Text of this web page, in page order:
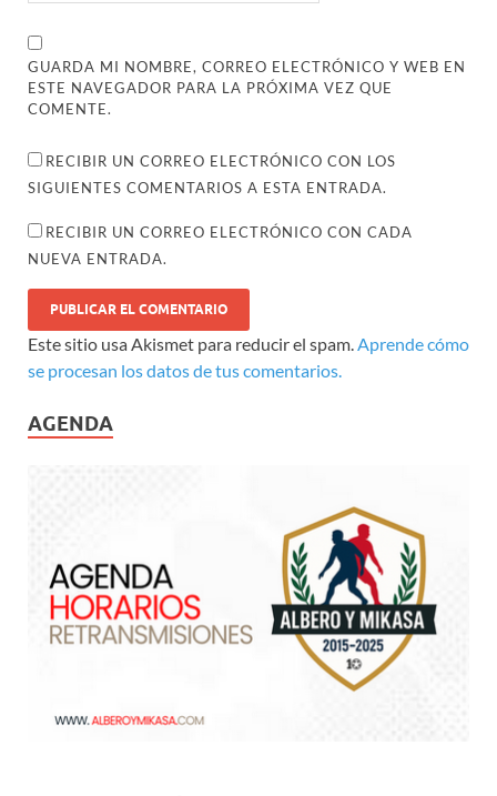
GUARDA MI NOMBRE, CORREO ELECTRÓNICO Y WEB EN
ESTE NAVEGADOR PARA LA PRÓXIMA VEZ QUE
COMENTE.
RECIBIR UN CORREO ELECTRÓNICO CON LOS
SIGUIENTES COMENTARIOS A ESTA ENTRADA.
RECIBIR UN CORREO ELECTRÓNICO CON CADA
NUEVA ENTRADA.
Este sitio usa Akismet para reducir el spam.Aprende cómo
se procesan los datos de tus comentarios.
AGENDA